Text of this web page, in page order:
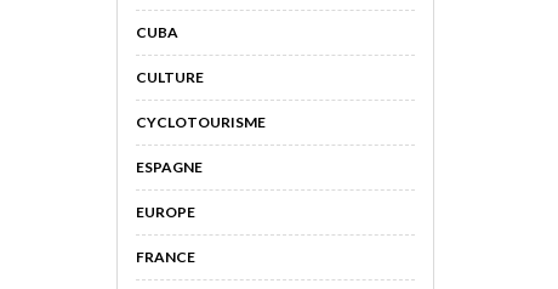
CUBA
CULTURE
CYCLOTOURISME
ESPAGNE
EUROPE
FRANCE